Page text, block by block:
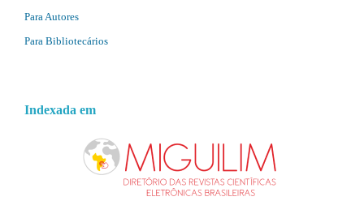
Para Autores
Para Bibliotecários
Indexada em